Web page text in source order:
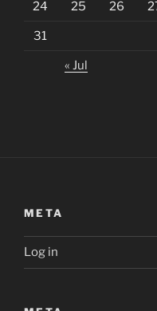
24 25 26
31
« Jul
META
Log in